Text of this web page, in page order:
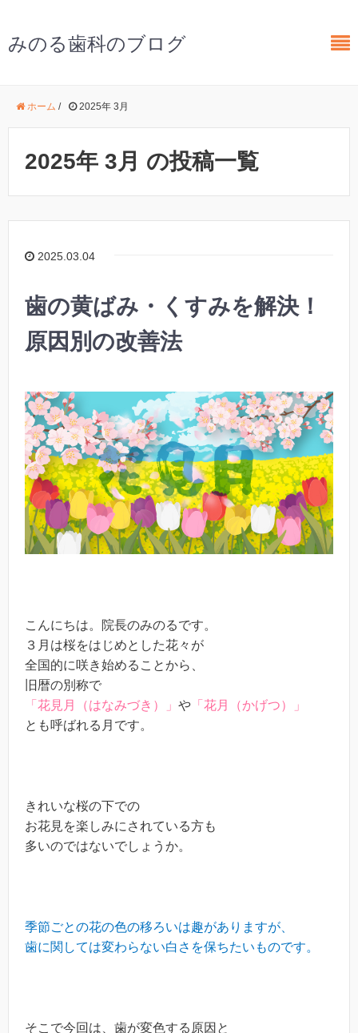
みのる歯科のブログ
ホーム / 2025年 3月
2025年 3月 の投稿一覧
2025.03.04
歯の黄ばみ・くすみを解決！
原因別の改善法
こんにちは。院長のみのるです。
３月は桜をはじめとした花々が
全国的に咲き始めることから、
旧暦の別称で
「花見月（はなみづき）」 や 「花月（かげつ）」
とも呼ばれる月です。
きれいな桜の下での
お花見を楽しみにされている方も
多いのではないでしょうか。
季節ごとの花の色の移ろいは趣がありますが、
歯に関しては変わらない白さを保ちたいものです。
そこで今回は、歯が変色する原因と